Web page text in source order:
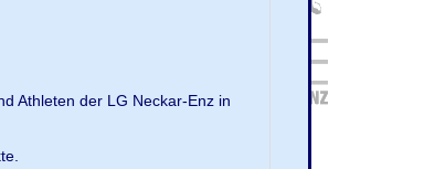
Athleten der LG Neckar-Enz in